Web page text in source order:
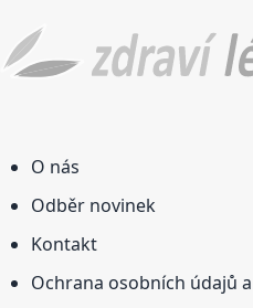
O nás
Odběr novinek
Kontakt
Ochrana osobních údajů